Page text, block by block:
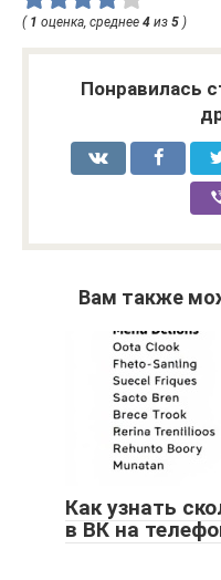
( 1 оценка, среднее 4 из 5 )
Понравилась
Вам также
Как узнать
в ВК на